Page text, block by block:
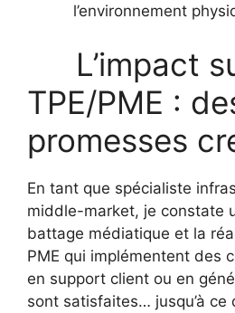
l’environnement
L’impact
TPE/PME :
promesses
En tant que spécialiste
middle-market, je constate
battage médiatique et la
PME qui implémentent des
en support client ou en
sont satisfaites… jusqu’à ce